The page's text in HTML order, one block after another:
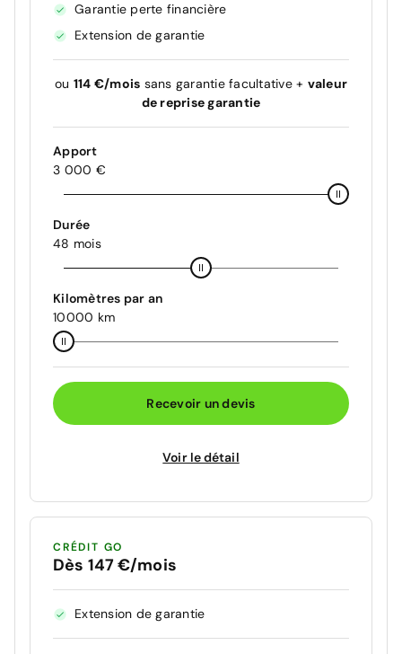
Garantie perte financière
Extension de garantie
ou 114 €/mois sans garantie facultative + valeur
de reprise garantie
Apport
3 000 €
Durée
48 mois
Kilomètres par an
10000 km
Recevoir un devis
Voir le détail
CRÉDIT GO
Dès 147 €/mois
Extension de garantie